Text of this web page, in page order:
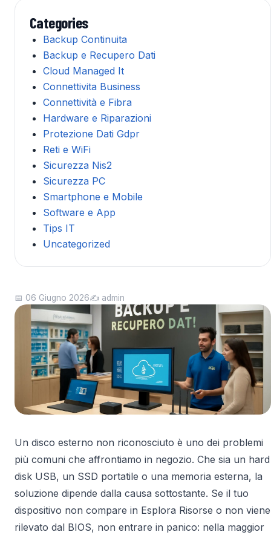
📅 06 Giugno 2026✍️ admin
Un disco esterno non riconosciuto è uno dei problemi
più comuni che affrontiamo in negozio. Che sia un hard
disk USB, un SSD portatile o una memoria esterna, la
soluzione dipende dalla causa sottostante. Se il tuo
dispositivo non compare in Esplora Risorse o non viene
rilevato dal BIOS, non entrare in panico: nella maggior
Categories
Backup Continuita
Backup e Recupero Dati
Cloud Managed It
Connettivita Business
Connettività e Fibra
Hardware e Riparazioni
Protezione Dati Gdpr
Reti e WiFi
Sicurezza Nis2
Sicurezza PC
Smartphone e Mobile
Software e App
Tips IT
Uncategorized